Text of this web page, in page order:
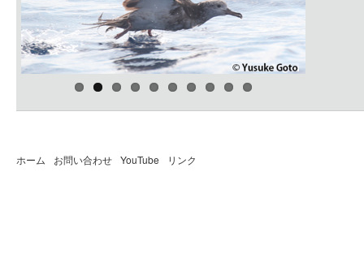
ホーム お問い合わせ YouTube リンク